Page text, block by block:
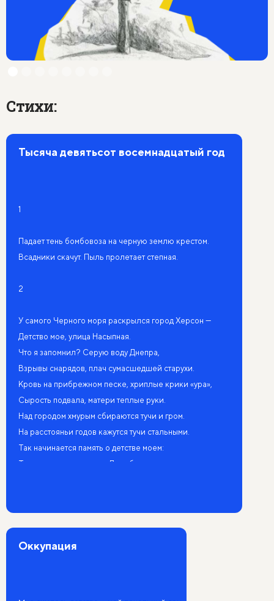
Стихи:
Тысяча девятьсот восемнадцатый год
1
Падает тень бомбовоза на черную землю крестом.
Всадники скачут. Пыль пролетает степная.
2
У самого Черного моря раскрылся город Херсон —
Детство мое, улица Насыпная.
Что я запомнил? Серую воду Днепра,
Взрывы снарядов, плач сумасшедшей старухи.
Кровь на прибрежном песке, хриплые крики «ура»,
Сырость подвала, матери теплые руки.
Над городом хмурым сбираются тучи и гром.
На расстояньи годов кажутся тучи стальными.
Так начинается память о детстве моем:
Тяжко топочут солдаты. Дети бегут за ними.
Глупое сердце мое сжимается острой бедой.
Остроконечная каска, штык за плечом,
Фляга, налитая нашей днепровской водой.
Оккупация